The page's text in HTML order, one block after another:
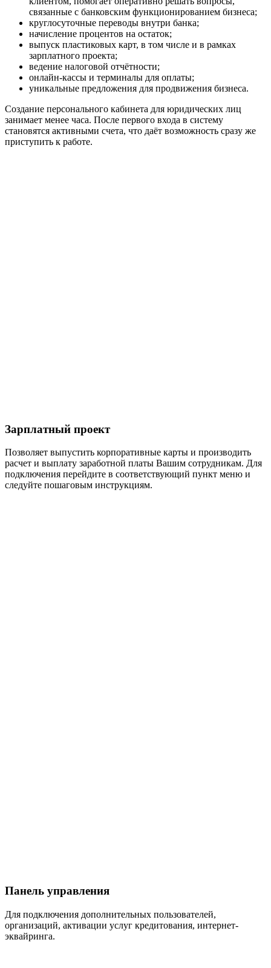
связанные с банковским функционированием бизнеса;
круглосуточные переводы внутри банка;
начисление процентов на остаток;
выпуск пластиковых карт, в том числе и в рамках
зарплатного проекта;
ведение налоговой отчётности;
онлайн-кассы и терминалы для оплаты;
уникальные предложения для продвижения бизнеса.
Создание персонального кабинета для юридических лиц
занимает менее часа. После первого входа в систему
становятся активными счета, что даёт возможность сразу же
приступить к работе.
Зарплатный проект
Позволяет выпустить корпоративные карты и производить
расчет и выплату заработной платы Вашим сотрудникам. Для
подключения перейдите в соответствующий пункт меню и
следуйте пошаговым инструкциям.
Панель управления
Для подключения дополнительных пользователей,
организаций, активации услуг кредитования, интернет-
эквайринга.